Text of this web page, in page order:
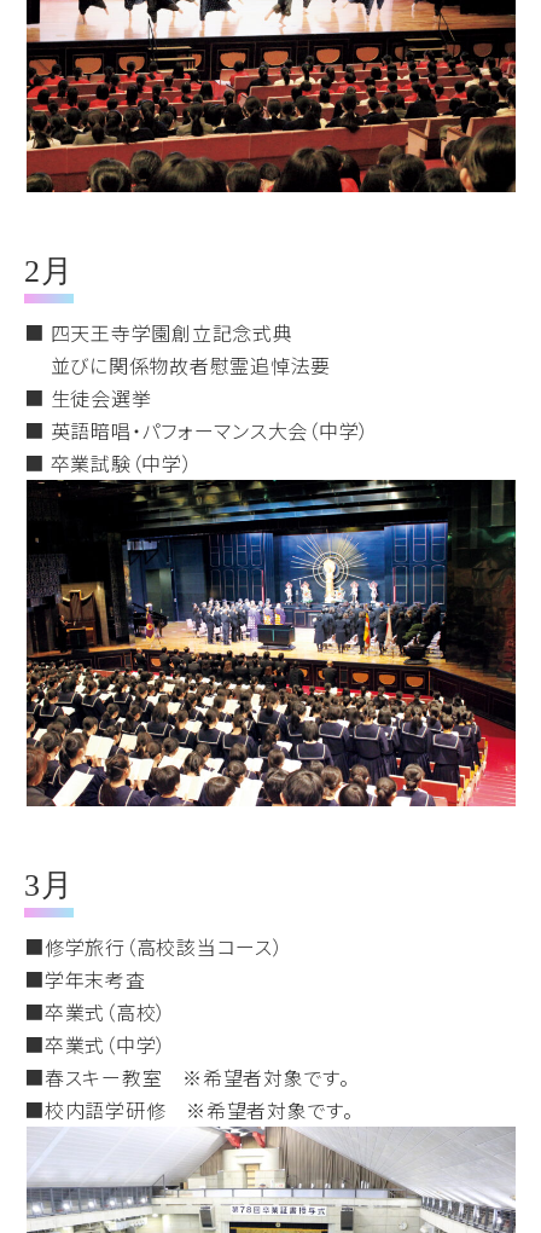
2月
■ 四天王寺学園創立記念式典
並びに関係物故者慰霊追悼法要
■ 生徒会選挙
■ 英語暗唱・パフォーマンス大会（中学）
■ 卒業試験（中学）
3月
■修学旅行（高校該当コース）
■学年末考査
■卒業式（高校）
■卒業式（中学）
■春スキー教室 ※希望者対象です。
■校内語学研修 ※希望者対象です。